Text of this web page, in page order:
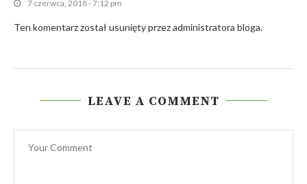
7 czerwca, 2018 - 7:12 pm
Ten komentarz został usunięty przez administratora bloga.
LEAVE A COMMENT